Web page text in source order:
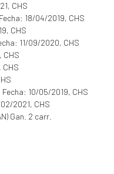
CHS
18/04/2019, CHS
CHS
11/09/2020, CHS
CHS
CHS
Fecha: 10/05/2019, CHS
2021, CHS
Gan. 2 carr.